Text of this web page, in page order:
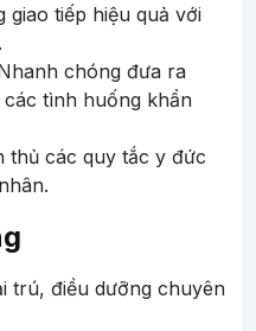
giao tiếp hiệu quả với
chóng đưa ra
tình huống khẩn
thủ các quy tắc y đức
trú, điều dưỡng chuyên